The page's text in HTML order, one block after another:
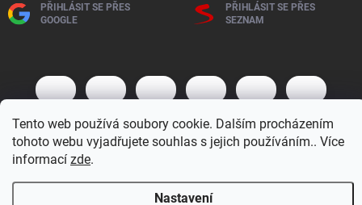
Tento web používá soubory cookie. Dalším procházením
tohoto webu vyjadřujete souhlas s jejich používáním.. Více
informací zde.
Nastavení
PŘIHLÁSIT SE PŘES
GOOGLE
PŘIHLÁSIT SE PŘES
SEZNAM
Copyright 2026BM MOTO s.r.o.. Všechna práva vyhrazena.Upravit
nastavení cookies